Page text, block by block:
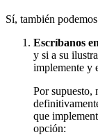
Sí, también
Escríbanos
y si a su
implemente y
Por supuesto,
que
opción: